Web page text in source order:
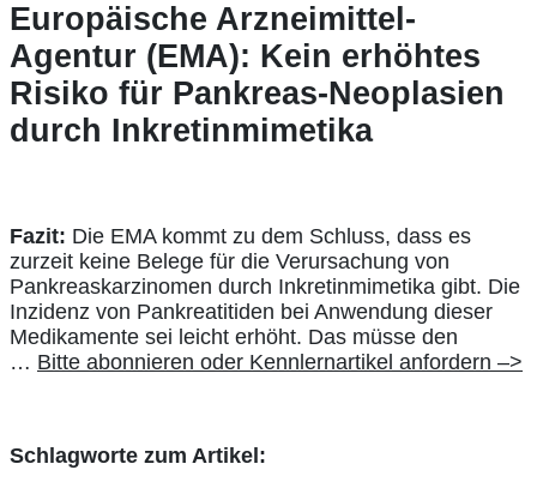
Europäische Arzneimittel-
Agentur (EMA): Kein erhöhtes
Risiko für Pankreas-Neoplasien
durch Inkretinmimetika
Fazit: Die EMA kommt zu dem Schluss, dass es
zurzeit keine Belege für die Verursachung von
Pankreaskarzinomen durch Inkretinmimetika gibt. Die
Inzidenz von Pankreatitiden bei Anwendung dieser
Medikamente sei leicht erhöht. Das müsse den
… Bitte abonnieren oder Kennlernartikel anfordern –>
Schlagworte zum Artikel: